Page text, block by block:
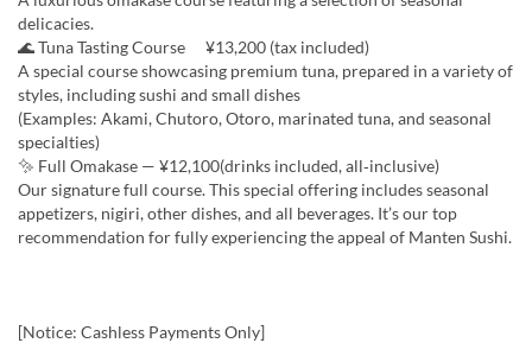
delicacies.
🌊 Tuna Tasting Course ¥13,200 (tax included)
A special course showcasing premium tuna, prepared in a variety of
styles, including sushi and small dishes
(Examples: Akami, Chutoro, Otoro, marinated tuna, and seasonal
specialties)
✨ Full Omakase — ¥12,100(drinks included, all‑inclusive)
Our signature full course. This special offering includes seasonal
appetizers, nigiri, other dishes, and all beverages. It’s our top
recommendation for fully experiencing the appeal of Manten Sushi.
[Notice: Cashless Payments Only]